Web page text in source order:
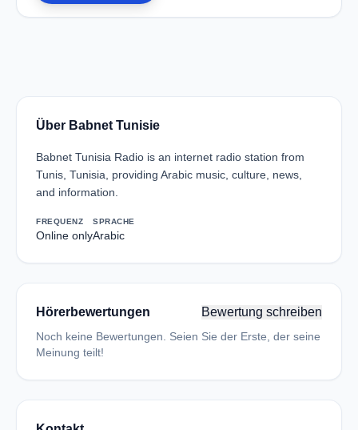
Über Babnet Tunisie
Babnet Tunisia Radio is an internet radio station from
Tunis, Tunisia, providing Arabic music, culture, news,
and information.
FREQUENZ
Online only
SPRACHE
Arabic
Hörerbewertungen Bewertung schreiben
Noch keine Bewertungen. Seien Sie der Erste, der seine
Meinung teilt!